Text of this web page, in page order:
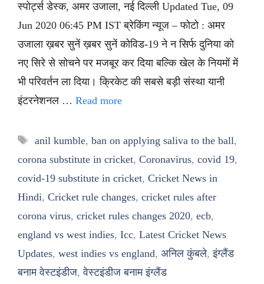
स्पोर्ट्स डेस्क, अमर उजाला, नई दिल्ली Updated Tue, 09
Jun 2020 06:45 PM IST ब्रेकिंग न्यूज – फोटो : अमर
उजाला ख़बर सुनें ख़बर सुनें कोविड-19 ने न सिर्फ दुनिया को
नए सिरे से सोचने पर मजबूर कर दिया बल्कि खेल के नियमों में
भी परिवर्तन ला दिया। क्रिकेट की सबसे बड़ी संस्था यानी
इंटरनेशनल … Read more
Tags
anil kumble, ban on applying saliva to the ball,
corona substitute in cricket, Coronavirus, covid 19,
covid-19 substitute in cricket, Cricket News in
Hindi, Cricket rule changes, cricket rules after
corona virus, cricket rules changes 2020, ecb,
england vs west indies, Icc, Latest Cricket News
Updates, west indies vs england, अनिल कुंबले,इंग्लैंड
बनाम वेस्टइंडीज,वेस्टइंडीज बनाम इंग्लैंड